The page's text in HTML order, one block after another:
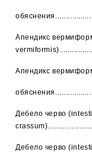
Апендикс
Апендикс
Дебело черво
Дебело черво